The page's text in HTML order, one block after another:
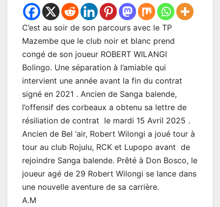
C’est au soir de son parcours avec le TP
Mazembe que le club noir et blanc prend
congé de son joueur ROBERT WILANGI
Bolingo. Une séparation à l’amiable qui
intervient une année avant la fin du contrat
signé en 2021 . Ancien de Sanga balende,
l’offensif des corbeaux a obtenu sa lettre de
résiliation de contrat le mardi 15 Avril 2025 .
Ancien de Bel ‘air, Robert Wilongi a joué tour à
tour au club Rojulu, RCK et Lupopo avant de
rejoindre Sanga balende. Prêté à Don Bosco, le
joueur agé de 29 Robert Wilongi se lance dans
une nouvelle aventure de sa carrière.
A.M